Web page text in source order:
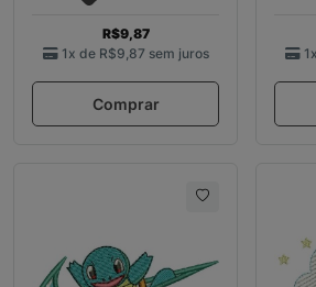
R$9,87
1x de R$9,87 sem juros
Comprar